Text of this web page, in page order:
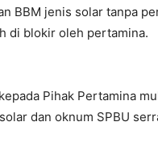
BBM jenis solar tanpa
di blokir oleh pertamina.
Pihak Pertamina
dan oknum SPBU